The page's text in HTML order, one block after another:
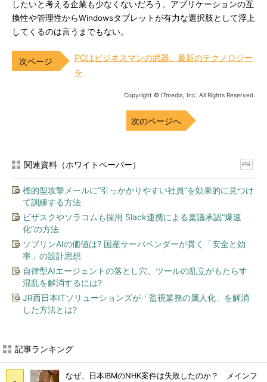
したいと考える企業も少なくないだろう。アプリケーションの互
換性や管理性からWindowsタブレットが有力な選択肢として浮上
してくるのは言うまでもない。
PCはビジネスマンの武器、最新のテクノロジー
を
Copyright © ITmedia, Inc. All Rights Reserved.
次のページへ
関連資料（ホワイトペーパー） PR
標的型攻撃メールに“引っかかりやすい社員”を効果的に見つけ
て訓練する方法
ビザスクやソラコムも採用 Slack連携による稟議承認“爆速
化”の方法
ソブリンAIの価値は? 国産サーバベンダーが貫く「安全と効
率」の設計思想
自律型AIエージェントの落とし穴、ツールの乱立がもたらす
混乱を解消するには?
JR西日本ITソリューションズが「監視業務の属人化」を解消
した方法とは?
記事ランキング
なぜ、日本IBMのNHK案件は失敗したのか？ メインフ